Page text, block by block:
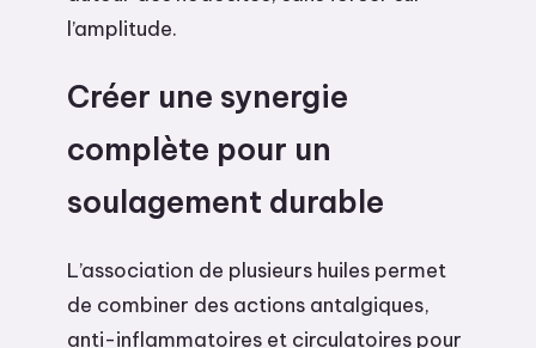
l’amplitude.
Créer une synergie
complète pour un
soulagement durable
L’association de plusieurs huiles permet
de combiner des actions antalgiques,
anti-inflammatoires et circulatoires pour